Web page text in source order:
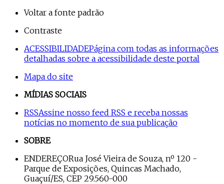
Voltar a fonte padrão
Contraste
ACESSIBILIDADEPágina com todas as informações
detalhadas sobre a acessibilidade deste portal
Mapa do site
MÍDIAS SOCIAIS
RSSAssine nosso feed RSS e receba nossas
notícias no momento de sua publicação
SOBRE
ENDEREÇORua José Vieira de Souza, nº 120 -
Parque de Exposições, Quincas Machado,
Guaçuí/ES, CEP 29.560-000